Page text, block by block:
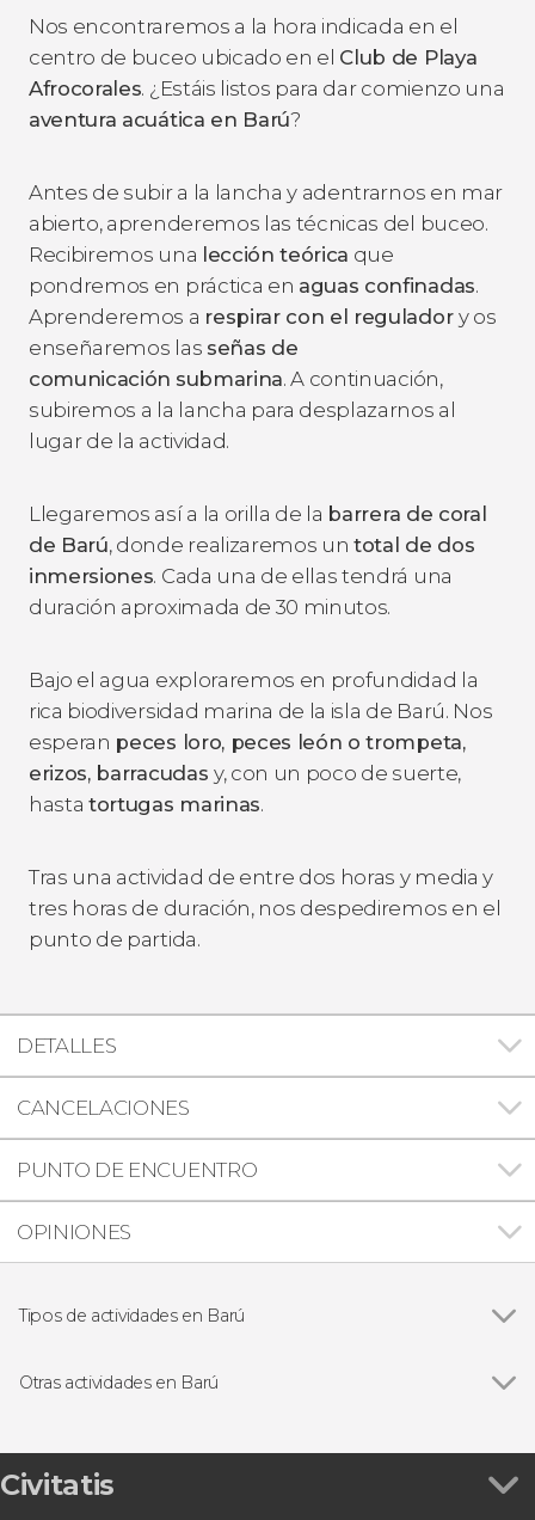
Nos encontraremos a la hora indicada en el
centro de buceo ubicado en el Club de Playa
Afrocorales. ¿Estáis listos para dar comienzo una
aventura acuática en Barú?
Antes de subir a la lancha y adentrarnos en mar
abierto, aprenderemos las técnicas del buceo.
Recibiremos una lección teórica que
pondremos en práctica en aguas confinadas.
Aprenderemos a respirar con el regulador y os
enseñaremos las señas de
comunicación submarina. A continuación,
subiremos a la lancha para desplazarnos al
lugar de la actividad.
Llegaremos así a la orilla de la barrera de coral
de Barú, donde realizaremos untotal de dos
inmersiones. Cada una de ellas tendrá una
duración aproximada de 30 minutos.
Bajo el agua exploraremos en profundidad la
rica biodiversidad marina de la isla de Barú. Nos
esperan peces loro, peces león o trompeta,
erizos, barracudas y, con un poco de suerte,
hastatortugas marinas.
Tras una actividad de entre dos horas y media y
tres horas de duración, nos despediremos en el
punto de partida.
DETALLES
CANCELACIONES
PUNTO DE ENCUENTRO
OPINIONES
Tipos de actividades en Barú
Otras actividades en Barú
Entrada a un club de playa de Barú
Fliteboard en Barú
Civitatis